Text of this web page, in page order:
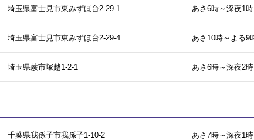
埼玉県富士見市東みずほ台2-29-1 あさ6時～深夜1時
埼玉県富士見市東みずほ台2-29-4 あさ10時～よる9
埼玉県蕨市塚越1-2-1 あさ6時～深夜2時
千葉県我孫子市我孫子1-10-2 あさ7時～深夜1時